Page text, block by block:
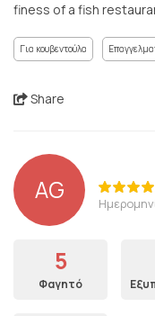
finess of a fish
Για κουβεντούλα
Share
AG
5
Φαγητό